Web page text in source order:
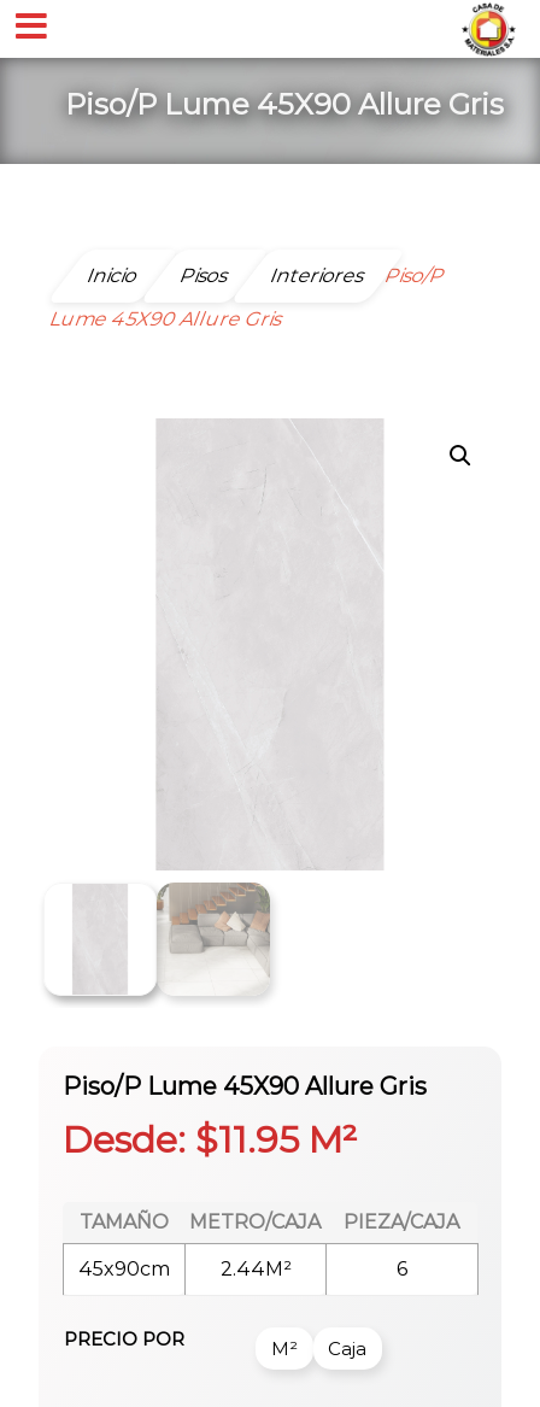
Piso/P Lume 45X90 Allure Gris
Inicio Pisos Interiores
Piso/P
Lume 45X90 Allure Gris
Piso/P Lume 45X90 Allure Gris
Desde: $11.95M²
TAMAÑO METRO/CAJA PIEZA/CAJA
45x90cm 2.44M² 6
PRECIO POR M² Caja